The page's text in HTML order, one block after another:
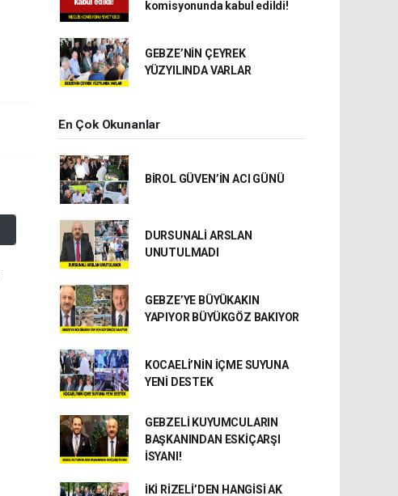
komisyonunda kabul edildi!
GEBZE’NİN ÇEYREK
YÜZYILINDA VARLAR
En Çok Okunanlar
BİROL GÜVEN’İN ACI GÜNÜ
DURSUNALİ ARSLAN
UNUTULMADI
GEBZE’YE BÜYÜKAKIN
YAPIYOR BÜYÜKGÖZ BAKIYOR
KOCAELİ’NİN İÇME SUYUNA
YENİ DESTEK
GEBZELİ KUYUMCULARIN
BAŞKANINDAN ESKİÇARŞI
İSYANI!
İKİ RİZELİ’DEN HANGİSİ AK